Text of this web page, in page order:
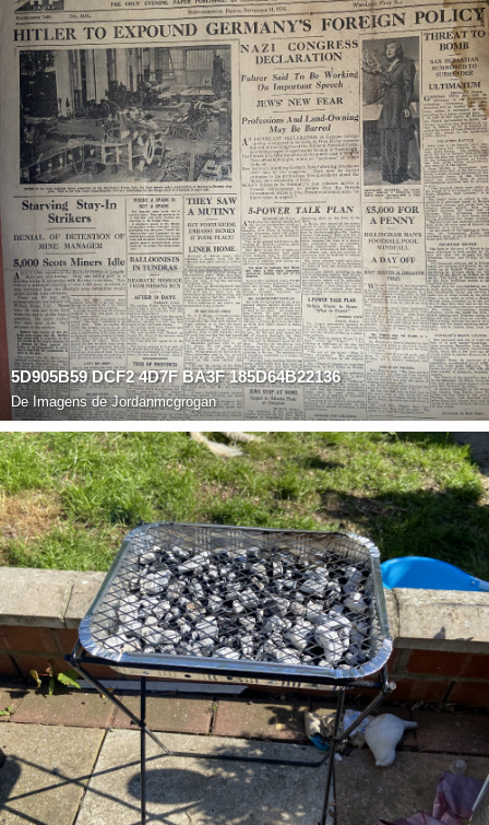
5D905B59 DCF2 4D7F BA3F 185D64B22136
DeImagens de Jordanmcgrogan